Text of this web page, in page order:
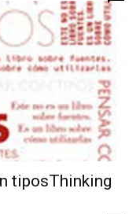
tiposThinking